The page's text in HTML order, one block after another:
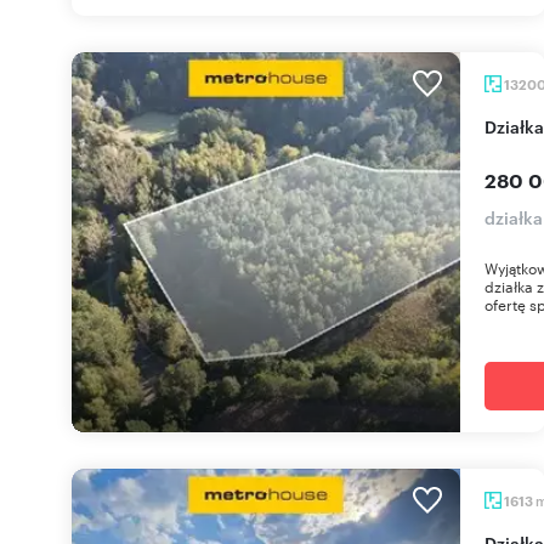
280
działka
ofertę
1613